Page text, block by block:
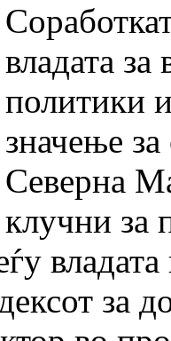
владата
политики
значење
Северна
клучни за
за